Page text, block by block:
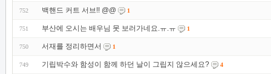
752 백핸드 커트 서브!! @@ 1
751 부산에 오시는 배우님 못 보러가네요.ㅠ.ㅠ 1
750 서재를 정리하면서 1
749 기립박수와 함성이 함께 하던 날이 그립지 않으세요? 4